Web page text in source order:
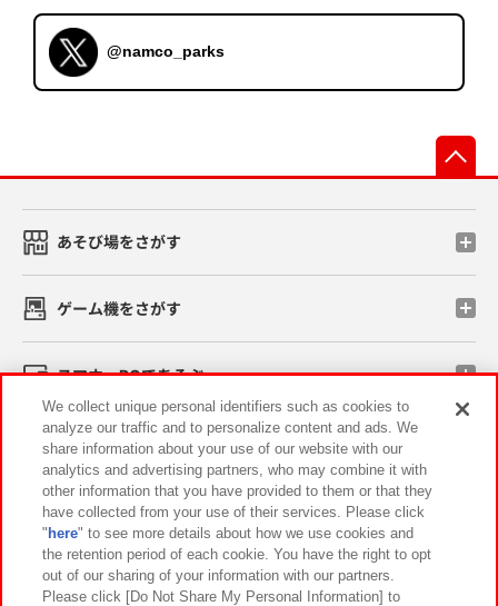
@namco_parks
あそび場をさがす
ゲーム機をさがす
スマホ・PCであそぶ
イベント・キャンペーン
関連会社 サステナビリティ サイトポリシー
プライバシーポリシー ウェブアクセシビリティ方針と検証結果
We collect unique personal identifiers such as cookies to
analyze our traffic and to personalize content and ads. We
share information about your use of our website with our
analytics and advertising partners, who may combine it with
other information that you have provided to them or that they
have collected from your use of their services. Please click
" here" to see more details about how we use cookies and
the retention period of each cookie. You have the right to opt
out of our sharing of your information with our partners.
Please click [Do Not Share My Personal Information] to